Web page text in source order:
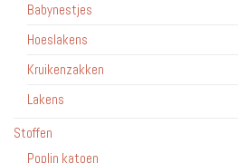
Babynestjes
Hoeslakens
Kruikenzakken
Lakens
Stoffen
Poplin katoen